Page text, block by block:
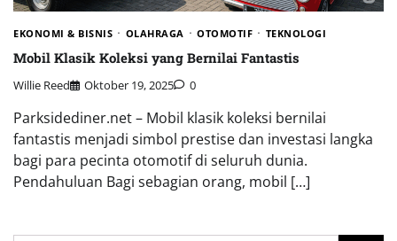
EKONOMI & BISNIS OLAHRAGA OTOMOTIF TEKNOLOGI
Mobil Klasik Koleksi yang Bernilai Fantastis
Willie Reed Oktober 19, 2025 0
Parksidediner.net – Mobil klasik koleksi bernilai
fantastis menjadi simbol prestise dan investasi langka
bagi para pecinta otomotif di seluruh dunia.
Pendahuluan Bagi sebagian orang, mobil […]